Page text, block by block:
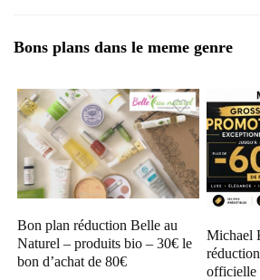
Bons plans dans le meme genre
Bon plan réduction Belle au
Naturel – produits bio – 30€ le
bon d’achat de 80€
Michael
officielle